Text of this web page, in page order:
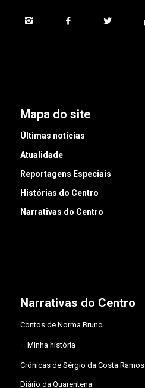
Mapa do site
Últimas notícias
Atualidade
Reportagens Especiais
Histórias do Centro
Narrativas do Centro
Narrativas do Centro
Contos de Norma Bruno
Minha história
Crônicas de Sérgio da Costa Ramos
Diário da Quarentena